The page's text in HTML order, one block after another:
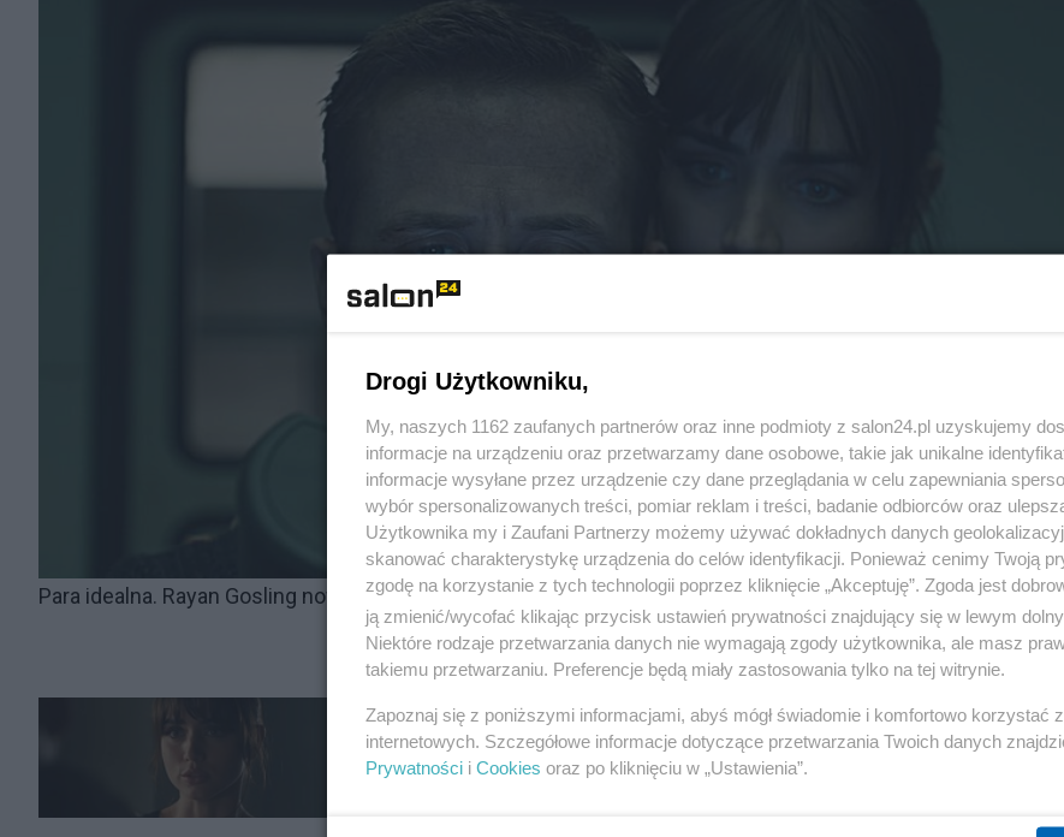
Para idealna. Rayan Gosling nowy łowca i jego filmowa towarzyszka życia Ana de Armas. Zwiastun filmu.
POPRZEDNIE
Drogi Użytkowniku,
My, naszych 1162 zaufanych partnerów oraz inne podmioty z salon24.pl uzyskujemy
informacje na urządzeniu oraz przetwarzamy dane osobowe, takie jak unikalne
informacje wysyłane przez urządzenie czy dane przeglądania w celu zapewniania
wybór spersonalizowanych treści, pomiar reklam i treści, badanie odbiorców oraz
Użytkownika my i Zaufani Partnerzy możemy używać dokładnych danych
skanować charakterystykę urządzenia do celów identyfikacji. Ponieważ cenimy Twoją
zgodę na korzystanie z tych technologii poprzez kliknięcie „Akceptuję”. Zgoda jest
ją zmienić/wycofać klikając przycisk ustawień prywatności znajdujący się w lewym
Niektóre rodzaje przetwarzania danych nie wymagają zgody użytkownika, ale masz
takiemu przetwarzaniu. Preferencje będą miały zastosowania tylko na tej witrynie.
Zapoznaj się z poniższymi informacjami, abyś mógł świadomie i komfortowo korzystać
internetowych. Szczegółowe informacje dotyczące przetwarzania Twoich danych
Prywatności i Cookies oraz po kliknięciu w „Ustawienia”.